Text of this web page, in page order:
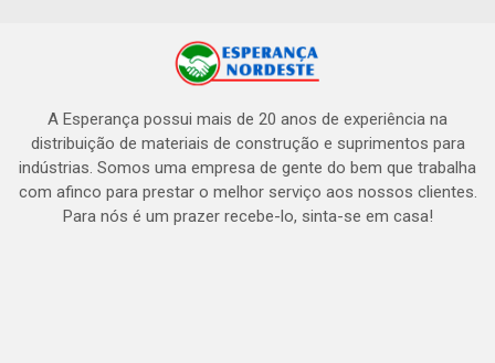
A Esperança possui mais de 20 anos de experiência na
distribuição de materiais de construção e suprimentos para
indústrias. Somos uma empresa de gente do bem que trabalha
com afinco para prestar o melhor serviço aos nossos clientes.
Para nós é um prazer recebe-lo, sinta-se em casa!